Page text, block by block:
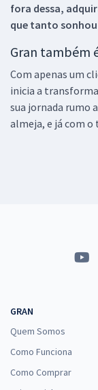
fora dessa,
que tanto
Gran também
Com apenas um
inicia a
sua jornada rumo
almeja, e já com o
GRAN
Quem Somos
Como Funciona
Como Comprar